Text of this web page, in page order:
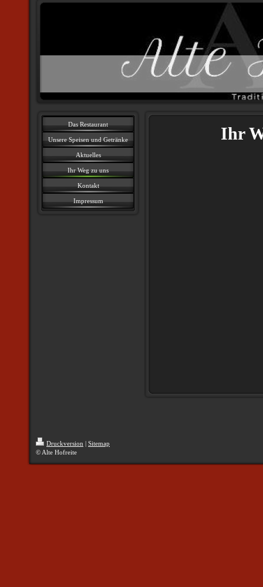
Das Restaurant
Unsere Speisen und Getränke
Aktuelles
Ihr Weg zu uns
Kontakt
Impressum
Ihr
Druckversion | Sitemap
© Alte Hofreite